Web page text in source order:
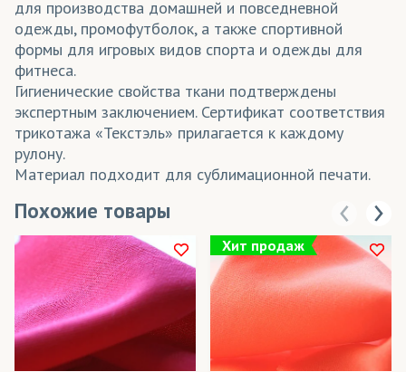
для производства домашней и повседневной
одежды, промофутболок, а также спортивной
формы для игровых видов спорта и одежды для
фитнеса.
Гигиенические свойства ткани подтверждены
экспертным заключением. Сертификат соответствия
трикотажа «Текстэль» прилагается к каждому
рулону.
Материал подходит для сублимационной печати.
Похожие товары
Хит продаж